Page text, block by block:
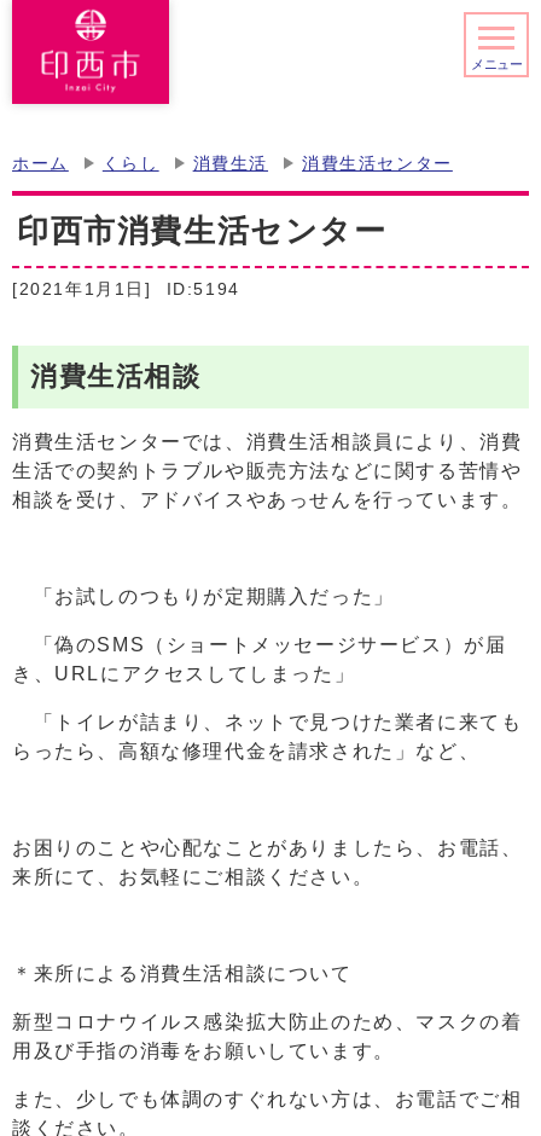
メニュー
ホーム くらし 消費生活 消費生活センター
印西市消費生活センター
[2021年1月1日] ID:5194
消費生活相談
消費生活センターでは、消費生活相談員により、消費
生活での契約トラブルや販売方法などに関する苦情や
相談を受け、アドバイスやあっせんを行っています。
「お試しのつもりが定期購入だった」
「偽のSMS（ショートメッセージサービス）が届
き、URLにアクセスしてしまった」
「トイレが詰まり、ネットで見つけた業者に来ても
らったら、高額な修理代金を請求された」など、
お困りのことや心配なことがありましたら、お電話、
来所にて、お気軽にご相談ください。
＊来所による消費生活相談について
新型コロナウイルス感染拡大防止のため、マスクの着
用及び手指の消毒をお願いしています。
また、少しでも体調のすぐれない方は、お電話でご相
談ください。